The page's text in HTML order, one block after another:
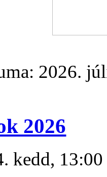
2026.
2026
kedd,